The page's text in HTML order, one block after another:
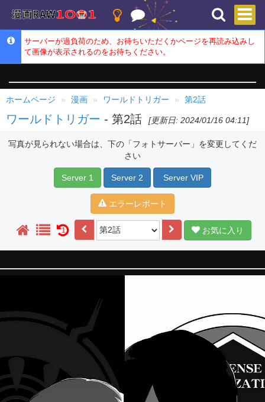
サーバーが過負荷のため、お待ちいただくかページを再読み込みし
て画像が表示されるのをお待ちください。
ホームページ 漫画 ワールドトリガー 第2話
ワールドトリガー - 第2話 [更新日: 2024/01/16 04:11]
写真が見られない場合は、下の「フォトサーバー」を変更してくだ
さい
Server 1 Server 2 Server VIP
エラーレポート
1 お気に入り